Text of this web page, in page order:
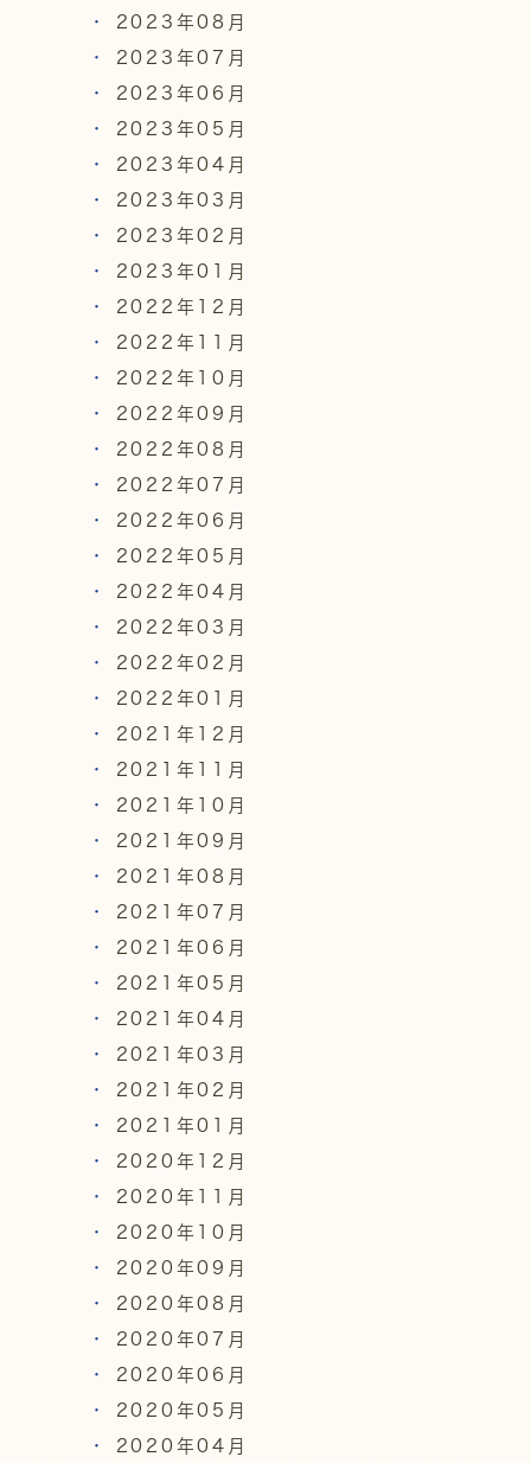
2023年08月
2023年07月
2023年06月
2023年05月
2023年04月
2023年03月
2023年02月
2023年01月
2022年12月
2022年11月
2022年10月
2022年09月
2022年08月
2022年07月
2022年06月
2022年05月
2022年04月
2022年03月
2022年02月
2022年01月
2021年12月
2021年11月
2021年10月
2021年09月
2021年08月
2021年07月
2021年06月
2021年05月
2021年04月
2021年03月
2021年02月
2021年01月
2020年12月
2020年11月
2020年10月
2020年09月
2020年08月
2020年07月
2020年06月
2020年05月
2020年04月